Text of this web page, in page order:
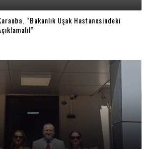
“Bakanlık Uşak Hastanesindeki